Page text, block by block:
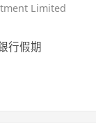
Limited
行假期